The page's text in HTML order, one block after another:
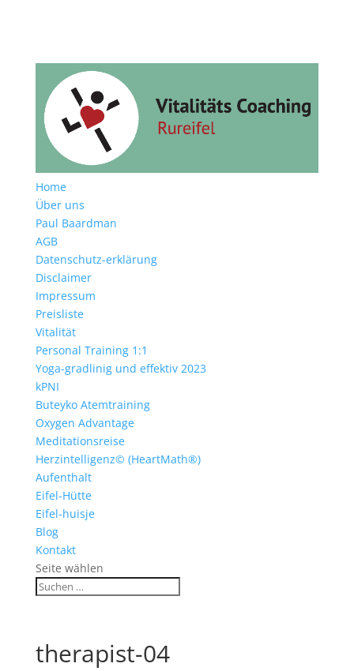
Home
Über uns
Paul Baardman
AGB
Datenschutz-erklärung
Disclaimer
Impressum
Preisliste
Vitalität
Personal Training 1:1
Yoga-gradlinig und effektiv 2023
kPNI
Buteyko Atemtraining
Oxygen Advantage
Meditationsreise
Herzintelligenz© (HeartMath®)
Aufenthalt
Eifel-Hütte
Eifel-huisje
Blog
Kontakt
Seite wählen
therapist-04